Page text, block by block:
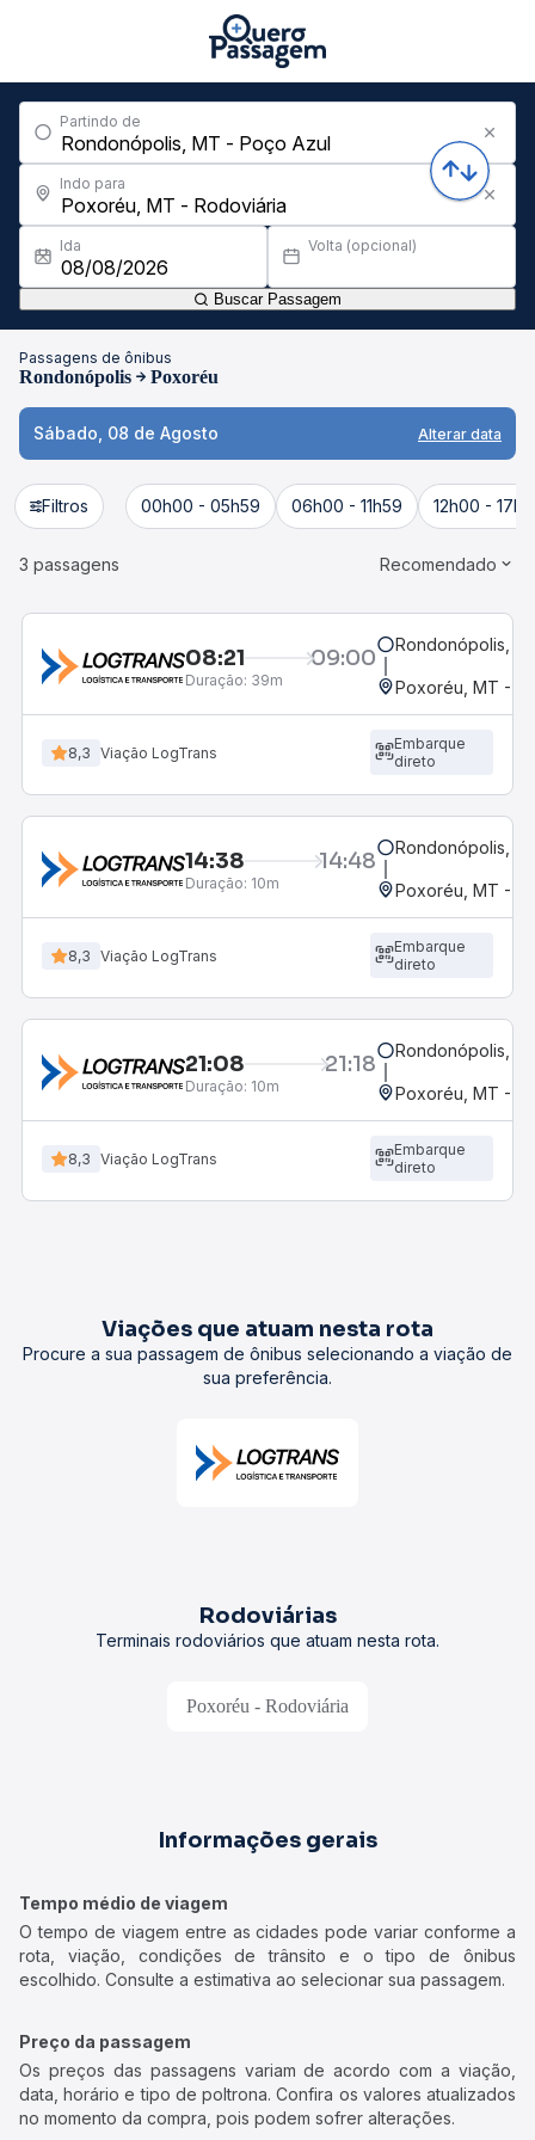
Partindo de
Indo para
Ida Volta (opcional)
Buscar Passagem
Passagens de ônibus
Rondonópolis Poxoréu
Sábado, 08 de Agosto Alterar data
Filtros 00h00 - 05h59 06h00 - 11h59 12h00 -
3 passagens Recomendado
08:21 09:00
Duração: 39m
Rondonópolis,
Poxoréu, MT -
8,3 Viação LogTrans
Embarque
direto
14:38 14:48
Duração: 10m
Rondonópolis,
Poxoréu, MT -
8,3 Viação LogTrans
Embarque
direto
21:08 21:18
Duração: 10m
Rondonópolis,
Poxoréu, MT -
8,3 Viação LogTrans
Embarque
direto
Viações que atuam nesta rota
Procure a sua passagem de ônibus selecionando a viação de
sua preferência.
Rodoviárias
Terminais rodoviários que atuam nesta rota.
Poxoréu - Rodoviária
Informações gerais
Tempo médio de viagem
O tempo de viagem entre as cidades pode variar conforme a
rota, viação, condições de trânsito e o tipo de ônibus
escolhido. Consulte a estimativa ao selecionar sua passagem.
Preço da passagem
Os preços das passagens variam de acordo com a viação,
data, horário e tipo de poltrona. Confira os valores atualizados
no momento da compra, pois podem sofrer alterações.